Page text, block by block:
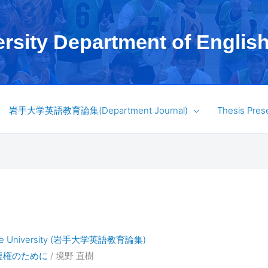
Department of
岩手大学英語教育論集(Department Journal) Thesis
(岩手大学英語教育論集)
のために / 境野 直樹